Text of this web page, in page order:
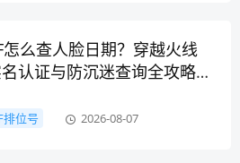
怎么查人脸日期？穿越火线
认证与防沉迷查询全攻略cf
排位号 2026-08-07